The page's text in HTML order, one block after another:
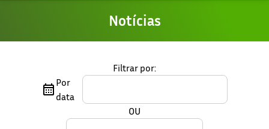
Notícias
Filtrar por:
Por
data
OU